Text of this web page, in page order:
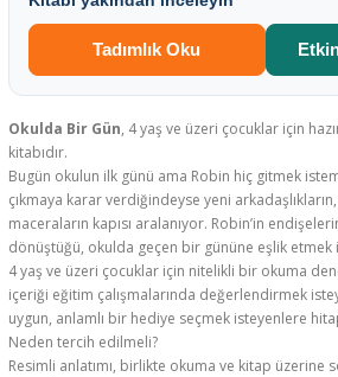
Tadımlık Oku
Okulda Bir Gün, 4 yaş ve üzeri çocuklar için
kitabıdır.
Bugün okulun ilk günü ama Robin hiç gitmek
çıkmaya karar verdiğindeyse yeni
maceraların kapısı aralanıyor. Robin’in
dönüştüğü, okulda geçen bir gününe eşlik etmek
4 yaş ve üzeri çocuklar için nitelikli bir okuma
içeriği eğitim çalışmalarında değerlendirmek
uygun, anlamlı bir hediye seçmek isteyenlere
Neden tercih edilmeli?
Resimli anlatımı, birlikte okuma ve kitap üzerine